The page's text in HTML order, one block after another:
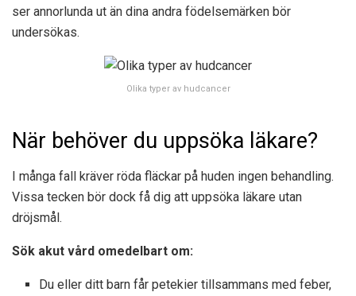
ser annorlunda ut än dina andra födelsemärken bör
undersökas.
Olika typer av hudcancer
När behöver du uppsöka läkare?
I många fall kräver röda fläckar på huden ingen behandling.
Vissa tecken bör dock få dig att uppsöka läkare utan
dröjsmål.
Sök akut vård omedelbart om:
Du eller ditt barn får petekier tillsammans med feber,